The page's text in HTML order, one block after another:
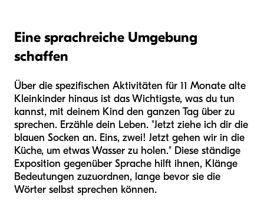
Eine sprachreiche Umgebung
schaffen
Über die spezifischen Aktivitäten für 11 Monate alte
Kleinkinder hinaus ist das Wichtigste, was du tun
kannst, mit deinem Kind den ganzen Tag über zu
sprechen. Erzähle dein Leben. "Jetzt ziehe ich dir die
blauen Socken an. Eins, zwei! Jetzt gehen wir in die
Küche, um etwas Wasser zu holen." Diese ständige
Exposition gegenüber Sprache hilft ihnen, Klänge
Bedeutungen zuzuordnen, lange bevor sie die
Wörter selbst sprechen können.